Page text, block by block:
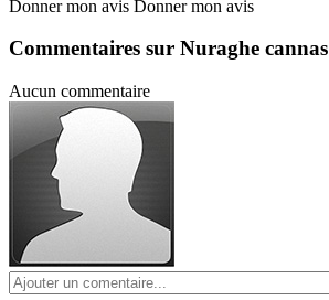
Donner mon avis Donner mon avis
Commentaires sur Nuraghe cannas
Aucun commentaire